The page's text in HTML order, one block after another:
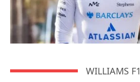
WILLIAMS F1